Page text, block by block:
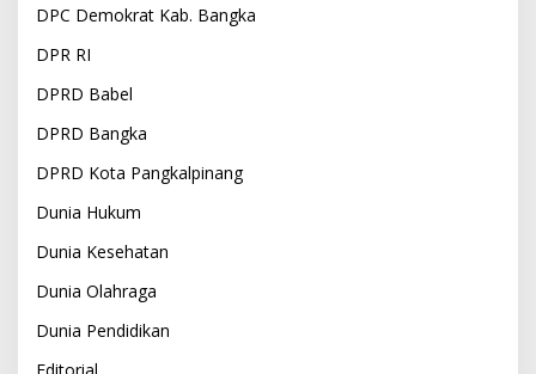
DPC Demokrat Kab. Bangka
DPR RI
DPRD Babel
DPRD Bangka
DPRD Kota Pangkalpinang
Dunia Hukum
Dunia Kesehatan
Dunia Olahraga
Dunia Pendidikan